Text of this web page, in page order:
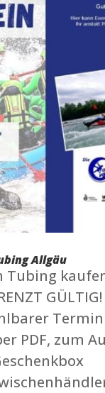
Allgäu
Tubing
GÜLTIG!
Termin
PDF, zum